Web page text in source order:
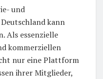
und
kann
Als essenzielle
kommerziellen
nur eine Plattform
ihrer Mitglieder,